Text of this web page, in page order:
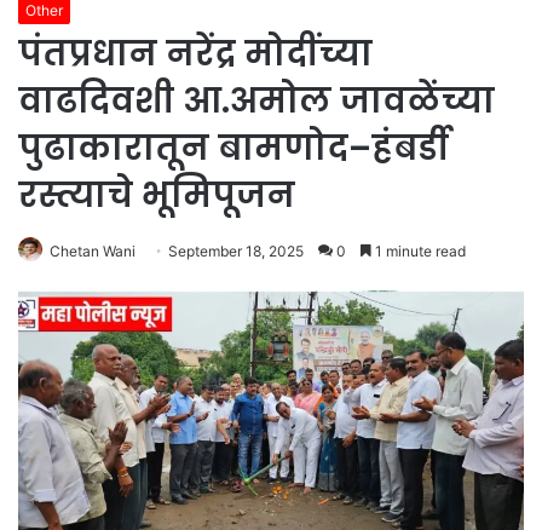
Other
पंतप्रधान नरेंद्र मोदींच्या
वाढदिवशी आ.अमोल जावळेंच्या
पुढाकारातून बामणोद–हंबर्डी
रस्त्याचे भूमिपूजन
Chetan Wani September 18, 2025 0 1 minute read